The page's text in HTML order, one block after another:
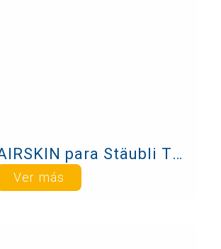
AIRSKIN para Stäubli TX2touch-60
Ver más